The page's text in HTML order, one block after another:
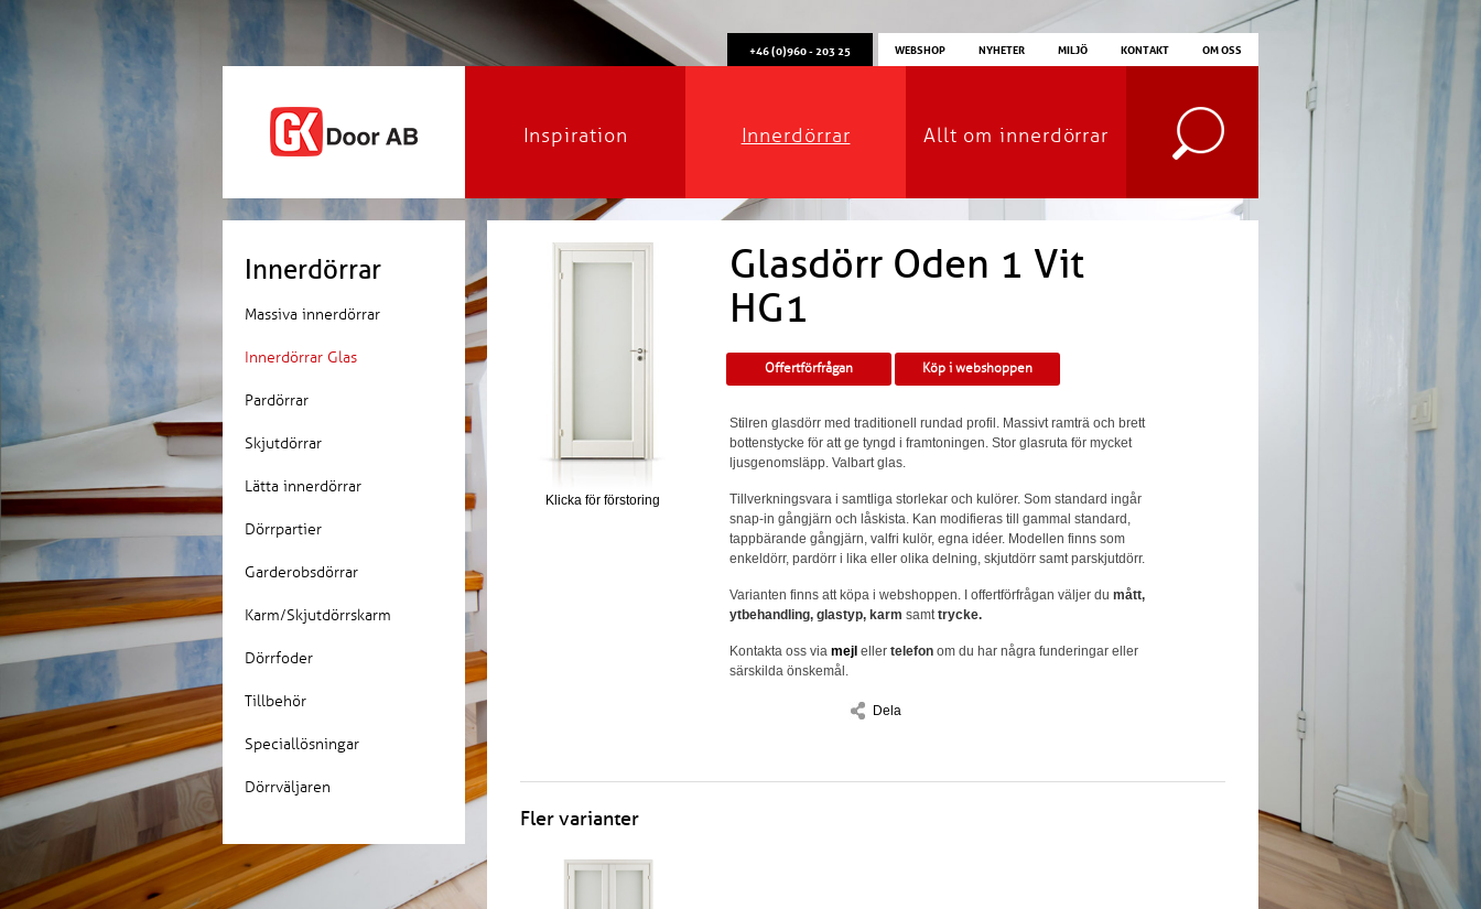
+46 (0)960 - 203 25 WEBSHOP NYHETER MILJÖ KONTAKT OM OSS
Inspiration Innerdörrar Allt om innerdörrar
Innerdörrar
Massiva innerdörrar
Innerdörrar Glas
Pardörrar
Skjutdörrar
Lätta innerdörrar
Dörrpartier
Garderobsdörrar
Karm/Skjutdörrskarm
Dörrfoder
Tillbehör
Speciallösningar
Dörrväljaren
Klicka för förstoring
Glasdörr Oden 1 Vit
HG1
Offertförfrågan Köp i webshoppen
Stilren glasdörr med traditionell rundad profil. Massivt ramträ och brett
bottenstycke för att ge tyngd i framtoningen. Stor glasruta för mycket
ljusgenomsläpp. Valbart glas.
Tillverkningsvara i samtliga storlekar och kulörer. Som standard ingår
snap-in gångjärn och låskista. Kan modifieras till gammal standard,
tappbärande gångjärn, valfri kulör, egna idéer. Modellen finns som
enkeldörr, pardörr i lika eller olika delning, skjutdörr samt parskjutdörr.
Varianten finns att köpa i webshoppen. I offertförfrågan väljer du mått,
ytbehandling, glastyp, karm samttrycke.
Kontakta oss via mejl eller telefon om du har några funderingar eller
särskilda önskemål.
Dela
Fler varianter